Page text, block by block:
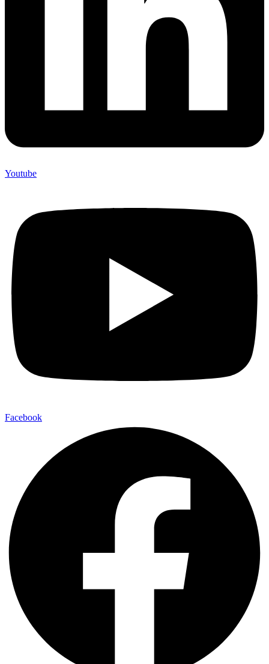
Youtube
Facebook